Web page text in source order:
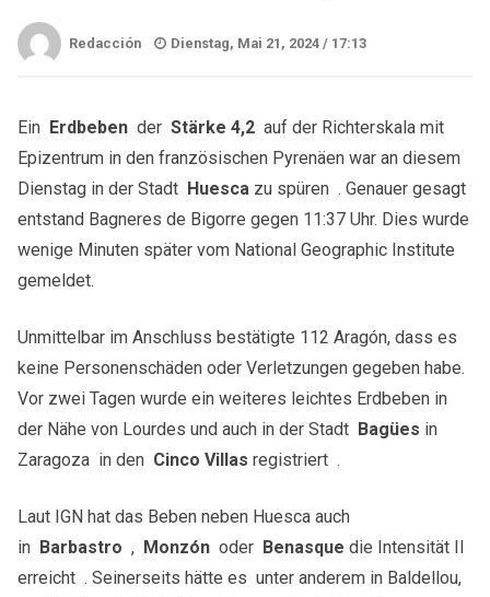
Redacción Dienstag, Mai 21, 2024 / 17:13
Ein Erdbeben der Stärke 4,2 auf der Richterskala mit
Epizentrum in den französischen Pyrenäen war an diesem
Dienstag in der Stadt Huesca zu spüren . Genauer gesagt
entstand Bagneres de Bigorre gegen 11:37 Uhr. Dies wurde
wenige Minuten später vom National Geographic Institute
gemeldet.
Unmittelbar im Anschluss bestätigte 112 Aragón, dass es
keine Personenschäden oder Verletzungen gegeben habe.
Vor zwei Tagen wurde ein weiteres leichtes Erdbeben in
der Nähe von Lourdes und auch in der Stadt Bagües in
Zaragoza in den Cinco Villas registriert .
Laut IGN hat das Beben neben Huesca auch
in Barbastro , Monzón oder Benasque die Intensität II
erreicht . Seinerseits hätte es unter anderem in Baldellou,